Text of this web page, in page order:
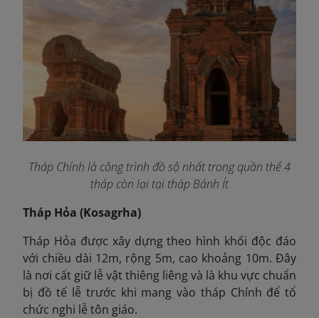
Tháp Chính là công trình đồ sộ nhất trong quần thể 4
tháp còn lại tại tháp Bánh Ít
Tháp Hỏa (Kosagrha)
Tháp Hỏa được xây dựng theo hình khối độc đáo
với chiều dài 12m, rộng 5m, cao khoảng 10m. Đây
là nơi cất giữ lễ vật thiêng liêng và là khu vực chuẩn
bị đồ tế lễ trước khi mang vào tháp Chính để tổ
chức nghi lễ tôn giáo.